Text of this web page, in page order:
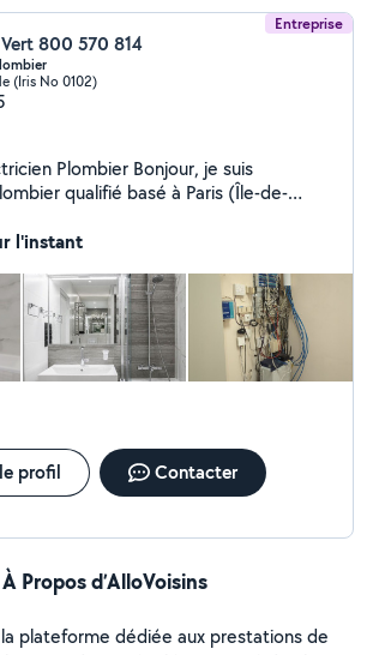
Entreprise
800 570 814
(Iris No 0102)
qualifié basé à Paris (Île-de-
(NF C15-100), je propose la
fourniture avec la pose. Devis gratuit,
intervention sous 24h. Merci
l'instant
profil Contacter
À Propos d’AlloVoisins
plateforme dédiée aux prestations de